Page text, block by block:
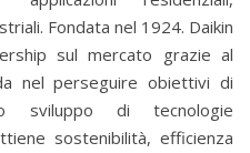
Fondata nel 1924. Daikin
sul mercato grazie al
nel perseguire obiettivi di
sviluppo di tecnologie
sostenibilità, efficienza